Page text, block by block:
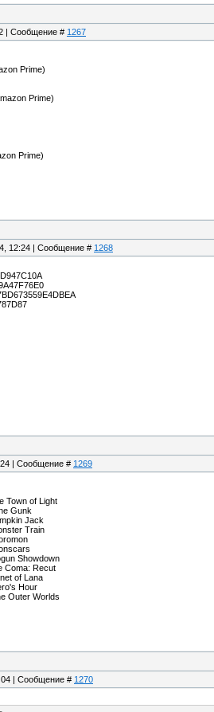
| Сообщение # 1267
Prime)
Prime)
Prime)
12:24 | Сообщение # 1268
| Сообщение # 1269
Town of Light
Gunk
Jack
Train
Showdown
Coma: Recut
of Lana
Hour
Outer Worlds
| Сообщение # 1270